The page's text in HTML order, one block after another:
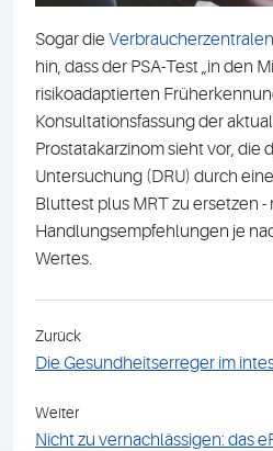
Sogar die Verbraucherzentralen
hin, dass der PSA-Test „in den
risikoadaptierten
Konsultationsfassung der
Prostatakarzinom sieht vor, die
Untersuchung (DRU) durch
Bluttest plus MRT zu ersetzen -
Handlungsempfehlungen je
Wertes.
Zurück
Die Gesundheitserreger im
Weiter
Nicht zu vernachlässigen: das